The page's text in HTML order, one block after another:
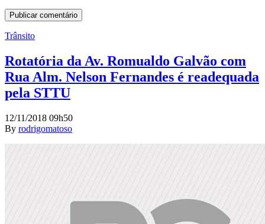
Trânsito
Rotatória da Av. Romualdo Galvão com
Rua Alm. Nelson Fernandes é readequada
pela STTU
12/11/2018 09h50
By rodrigomatoso